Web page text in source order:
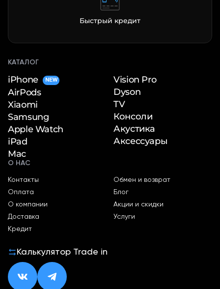
Быстрый кредит
КАТАЛОГ
iPhone NEW
AirPods
Xiaomi
Samsung
Apple Watch
iPad
Mac
Vision Pro
Dyson
TV
Консоли
Акустика
Аксессуары
О НАС
Контакты
Оплата
О компании
Доставка
Кредит
Обмен и возврат
Блог
Акции и скидки
Услуги
Калькулятор Trade in